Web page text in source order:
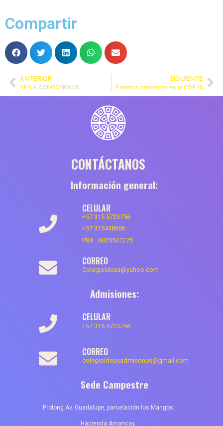
Compartir
ANTERIOR
VEN A CONOCERNOS!
SIGUIENTE
Estamos presentes en la COP 16
CONTÁCTANOS
Información general:
CELULAR
+57 315 5723756
+57 315448606
PBX : 6025531275
CORREO
Colegioideas@yahoo.com
Admisiones:
CELULAR
+57 315 5723756
CORREO
colegioideasadmisones@gmail.com
Sede Campestre
Prolong Av. Guadalupe, parcelación los Mangos
Hacienda Amancay.